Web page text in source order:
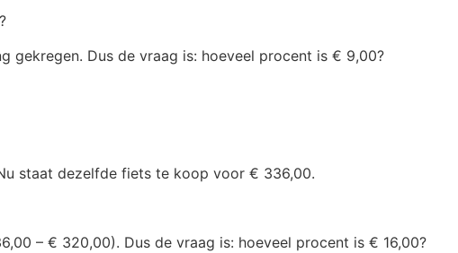
Dus de vraag is: hoeveel procent is € 9,00?
staat dezelfde fiets te koop voor € 336,00.
– € 320,00). Dus de vraag is: hoeveel procent is € 16,00?